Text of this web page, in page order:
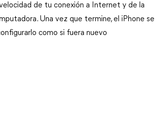
de tu conexión a Internet y de la
Una vez que termine, el iPhone se
como si fuera nuevo